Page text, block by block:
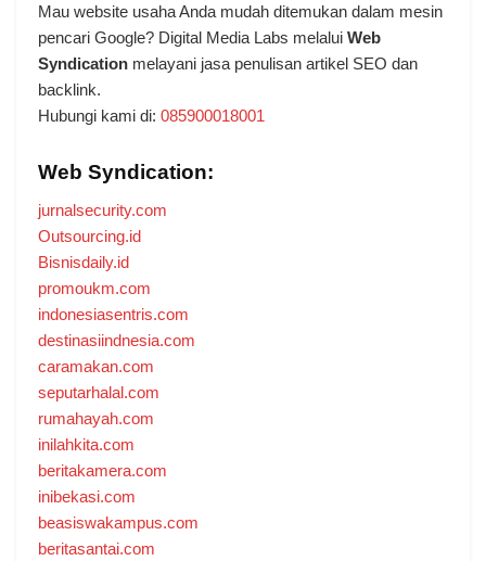
Mau website usaha Anda mudah ditemukan dalam mesin
pencari Google? Digital Media Labs melalui Web
Syndication melayani jasa penulisan artikel SEO dan
backlink.
Hubungi kami di: 085900018001
Web Syndication:
jurnalsecurity.com
Outsourcing.id
Bisnisdaily.id
promoukm.com
indonesiasentris.com
destinasiindnesia.com
caramakan.com
seputarhalal.com
rumahayah.com
inilahkita.com
beritakamera.com
inibekasi.com
beasiswakampus.com
beritasantai.com